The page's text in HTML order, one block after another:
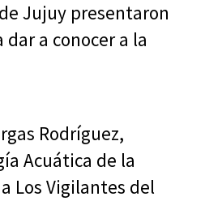
Jujuy presentaron
a conocer a la
Rodríguez,
Acuática de la
Los Vigilantes del